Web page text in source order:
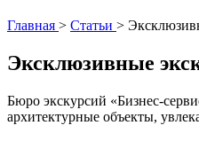
Главная > Статьи >
Эксклюзивные
Бюро экскурсий «Бизнес-
архитектурные объекты,